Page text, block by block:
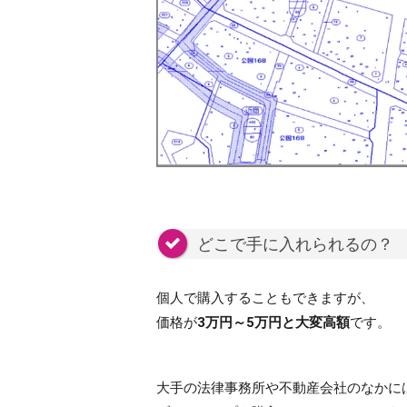
どこで手に入れられるの？
個人で購入することもできますが、
価格が3万円～5万円と大変高額です。
大手の法律事務所や不動産会社のなかに